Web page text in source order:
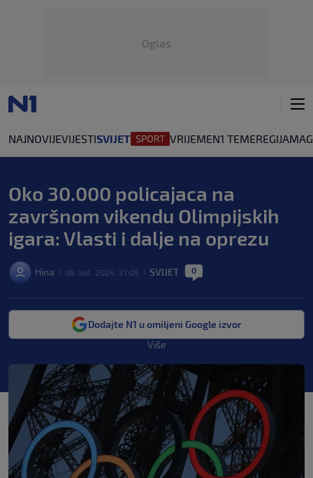
Oglas
NAJNOVIJEVIJESTISVIJET VRIJEMEN1 TEMEREGIJA
Oko 30.000 policajaca na
završnom vikendu Olimpijskih
igara: Vlasti i dalje na oprezu
Hina 09. kol. 2024. 21:09 SVIJET 0
Dodajte N1 u omiljeni Google izvor
Više